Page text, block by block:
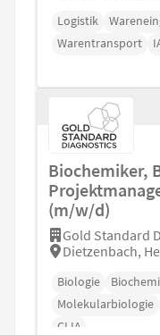
Logistik
Warentransport
Biochemiker,
(m/w/d)
Gold Standard
Dietzenbach,
Biologie
Molekularbiologie
CLIA